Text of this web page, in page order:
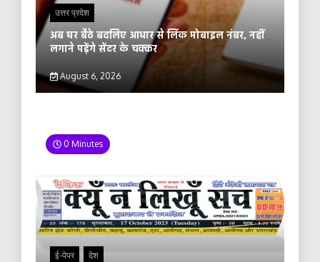
उत्तर प्रदेश
अब घर बैठे बदलिए आधार से लिंक मोबाइल नंबर, नहीं
लगाने पड़ेंगे सेंटर के चक्कर
August 6, 2026
0 Minutes
ई-पेपर देश